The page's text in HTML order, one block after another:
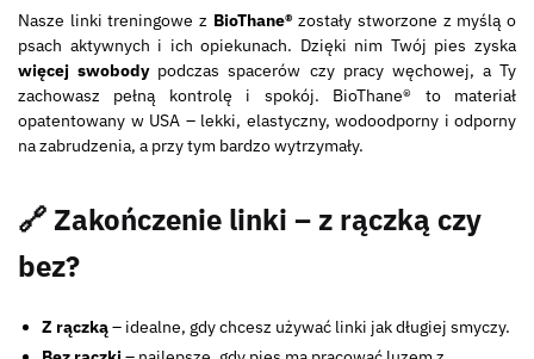
Nasze linki treningowe z BioThane® zostały stworzone z myślą o
psach aktywnych i ich opiekunach. Dzięki nim Twój pies zyska
więcej swobodypodczas spacerów czy pracy węchowej, a Ty
zachowasz pełną kontrolę i spokój. BioThane® to materiał
opatentowany w USA – lekki, elastyczny, wodoodporny i odporny
na zabrudzenia, a przy tym bardzo wytrzymały.
🔗 Zakończenie linki – z rączką czy
bez?
Z rączką– idealne, gdy chcesz używać linki jak długiej smyczy.